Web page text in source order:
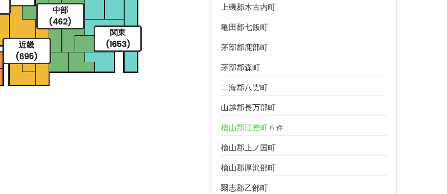
関東
(1653)
中部
(462)
近畿
(695)
上磯郡木古内町
亀田郡七飯町
茅部郡鹿部町
茅部郡森町
二海郡八雲町
山越郡長万部町
檜山郡江差町 6 件
檜山郡上ノ国町
檜山郡厚沢部町
爾志郡乙部町